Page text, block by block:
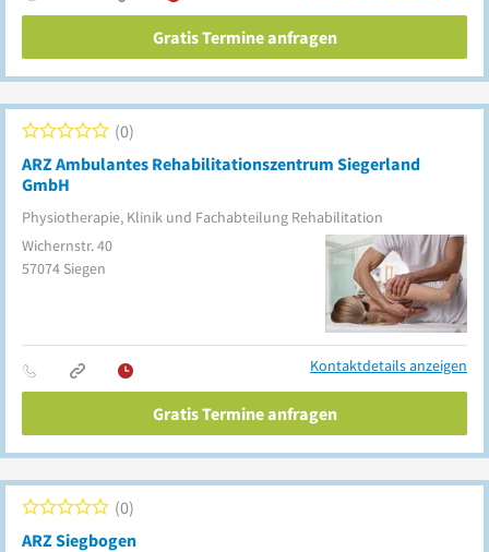
Gratis Termine anfragen
ARZ Ambulantes Rehabilitationszentrum Siegerland
GmbH
Physiotherapie, Klinik und Fachabteilung Rehabilitation
0
Wichernstr. 40
57074 Siegen
Kontaktdetails anzeigen
Gratis Termine anfragen
ARZ Siegbogen
0